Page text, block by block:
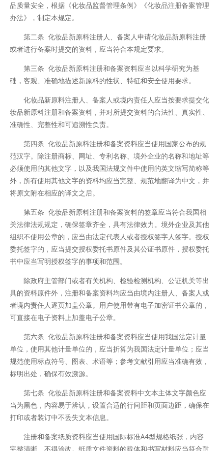
品质量安全，根据《化妆品监督管理条例》《化妆品注册备案管理
办法》，制定本规定。
第二条 化妆品新原料注册人、备案人申请化妆品新原料注册
或者进行备案时提交的资料，应当符合本规定要求。
第三条 化妆品新原料注册和备案资料应当以科学研究为基
础，客观、准确地描述新原料的性状、特征和安全使用要求。
化妆品新原料注册人、备案人或境内责任人应当按要求提交化
妆品新原料注册和备案资料，并对所提交资料的合法性、真实性、
准确性、完整性和可追溯性负责。
第四条 化妆品新原料注册和备案资料应当使用国家公布的规
范汉字。除注册商标、网址、专利名称、境外企业的名称和地址等
必须使用的其他文字，以及我国法规文件中使用的英文缩写简称等
外，所有使用其他文字的资料均应当完整、规范地翻译为中文，并
将原文附在相应的译文之后。
第五条 化妆品新原料注册和备案资料的签章应当符合我国相
关法律法规规定，确保签章齐全，具有法律效力。境外企业及其他
组织不使用公章的，应当由法定代表人或者授权签字人签字。授权
委托签字的，应当提交授权委托书原件及其公证书原件，授权委托
书中应当写明授权签字的事项和范围。
除政府主管部门或者有关机构、检验检测机构、公证机关等出
具的资料原件外，注册和备案资料均应当由境内注册人、备案人或
者境内责任人逐页加盖公章。用户使用带有电子加密证书公章的，
可直接在电子资料上加盖电子公章。
第六条 化妆品新原料注册和备案资料应当使用我国法定计量
单位，使用其他计量单位的，应当折算为我国法定计量单位；应当
规范使用标点符号、图表、术语等；参考文献引用应当准确有效，
标明出处，确保有效溯源。
第七条 化妆品新原料注册和备案资料中文本主体文字颜色应
当为黑色，内容易于辨认，设置合适的行间距和页面边距，确保在
打印或者装订中不丢失文本信息。
注册和备案纸质资料应当使用国际标准A4型规格纸张，内容
完整清晰、不得涂改。纸质文件资料的载体和书写材料应当符合耐